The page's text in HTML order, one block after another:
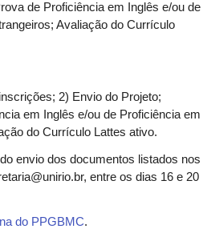
de Proficiência em Inglês e/ou de
Avaliação do Currículo
2) Envio do Projeto;
em Inglês e/ou de Proficiência em
do Currículo Lattes ativo.
envio dos documentos listados nos
, entre os dias 16 e 20
do PPGBMC.